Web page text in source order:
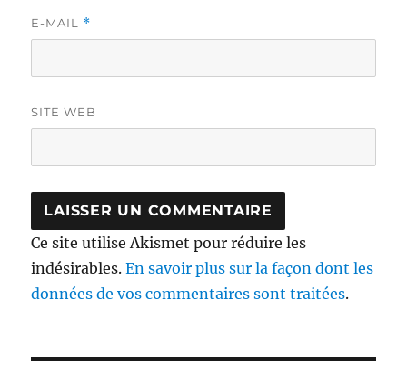
E-MAIL *
SITE WEB
Ce site utilise Akismet pour réduire les
indésirables.En savoir plus sur la façon dont les
données de vos commentaires sont traitées.